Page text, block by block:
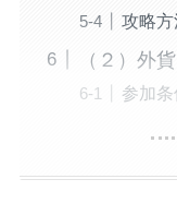
攻略方
（２）外
参加条